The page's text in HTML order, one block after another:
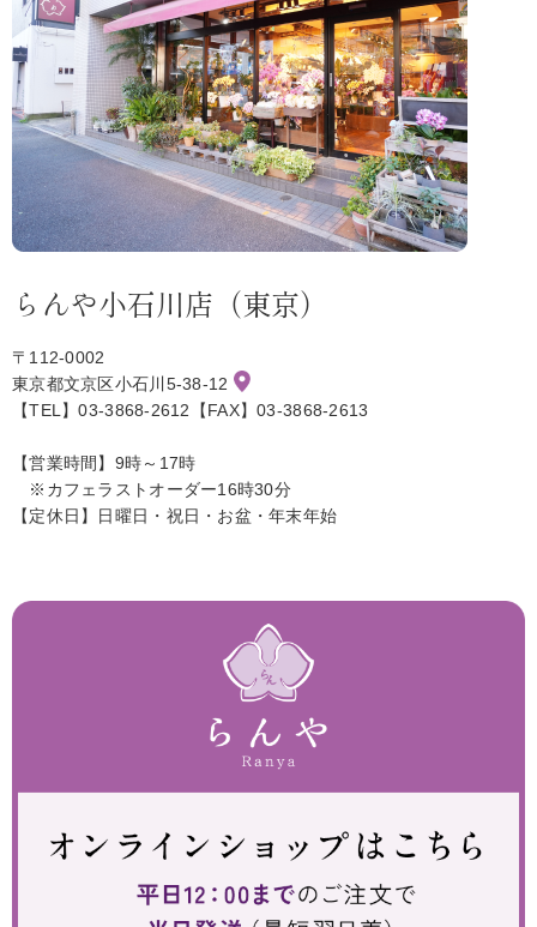
らんや小石川店（東京）
〒112-0002
東京都文京区小石川5-38-12
【TEL】03-3868-2612【FAX】03-3868-2613
【営業時間】9時～17時
※カフェラストオーダー16時30分
【定休日】日曜日・祝日・お盆・年末年始